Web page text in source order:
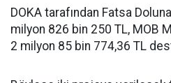
DOKA tarafından Fatsa
milyon 826 bin 250 TL, MOB
2 milyon 85 bin 774,36 TL